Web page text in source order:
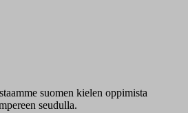
suomen kielen oppimista
seudulla.